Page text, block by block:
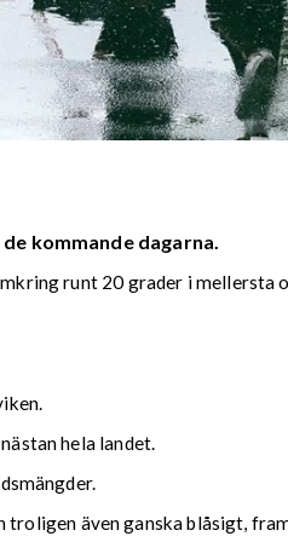
kommande dagarna.
runt 20 grader i mellersta
hela landet.
troligen även ganska blåsigt,